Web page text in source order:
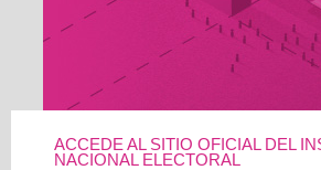
ACCEDE AL SITIO OFICIAL DEL
NACIONAL ELECTORAL